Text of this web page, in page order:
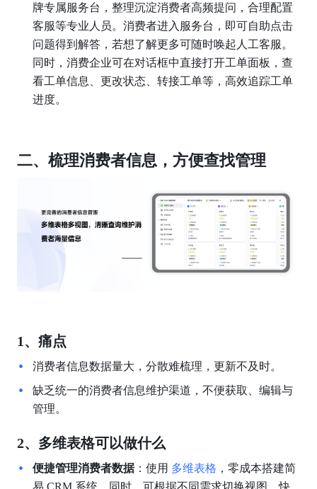
牌专属服务台，整理沉淀消费者高频提问，合理配置
客服等专业人员。消费者进入服务台，即可自助点击
问题得到解答，若想了解更多可随时唤起人工客服。
同时，消费企业可在对话框中直接打开工单面板，查
看工单信息、更改状态、转接工单等，高效追踪工单
进度。
二、梳理消费者信息，方便查找管理
1、痛点
消费者信息数据量大，分散难梳理，更新不及时。
缺乏统一的消费者信息维护渠道，不便获取、编辑与
管理。
2、多维表格可以做什么
便捷管理消费者数据：使用 多维表格 ，零成本搭建简